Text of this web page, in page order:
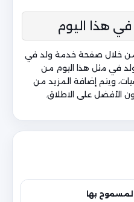
في هذا اليوم
من خلال صفحة خدمة ولد في
في مثل هذا اليوم من
ويتم إضافة المزيد من
الأفضل على الاطلاق.
بها